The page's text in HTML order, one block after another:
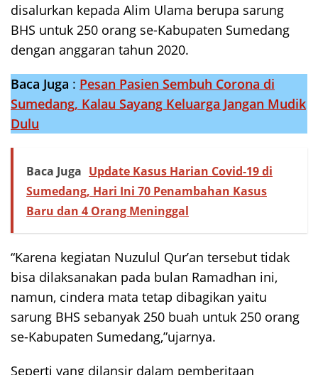
disalurkan kepada Alim Ulama berupa sarung
BHS untuk 250 orang se-Kabupaten Sumedang
dengan anggaran tahun 2020.
Baca Juga : Pesan Pasien Sembuh Corona di
Sumedang, Kalau Sayang Keluarga Jangan Mudik
Dulu
Baca Juga Update Kasus Harian Covid-19 di
Sumedang, Hari Ini 70 Penambahan Kasus
Baru dan 4 Orang Meninggal
“Karena kegiatan Nuzulul Qur’an tersebut tidak
bisa dilaksanakan pada bulan Ramadhan ini,
namun, cindera mata tetap dibagikan yaitu
sarung BHS sebanyak 250 buah untuk 250 orang
se-Kabupaten Sumedang,”ujarnya.
Seperti yang dilansir dalam pemberitaan